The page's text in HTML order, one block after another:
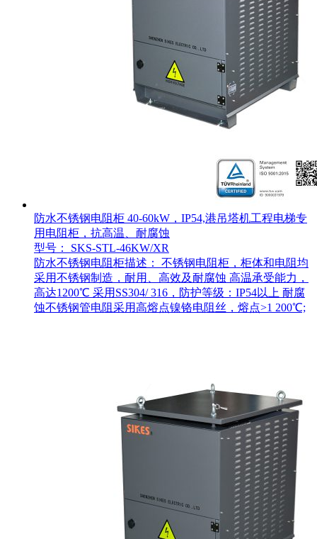
防水不锈钢电阻柜 40-60kW，IP54,港吊塔机工程电梯专
用电阻柜，抗高温、耐腐蚀
型号： SKS-STL-46KW/XR
防水不锈钢电阻柜描述： 不锈钢电阻柜，柜体和电阻均
采用不锈钢制造，耐用、高效及耐腐蚀 高温承受能力，
高达1200℃ 采用SS304/ 316，防护等级：IP54以上 耐腐
蚀不锈钢管电阻采用高熔点镍铬电阻丝，熔点>1 200℃;